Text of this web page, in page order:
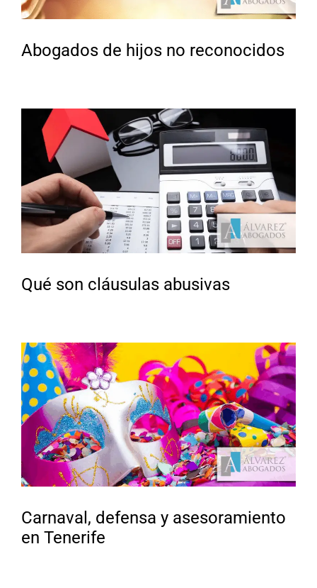
Abogados de hijos no reconocidos
Qué son cláusulas abusivas
Carnaval, defensa y asesoramiento
en Tenerife